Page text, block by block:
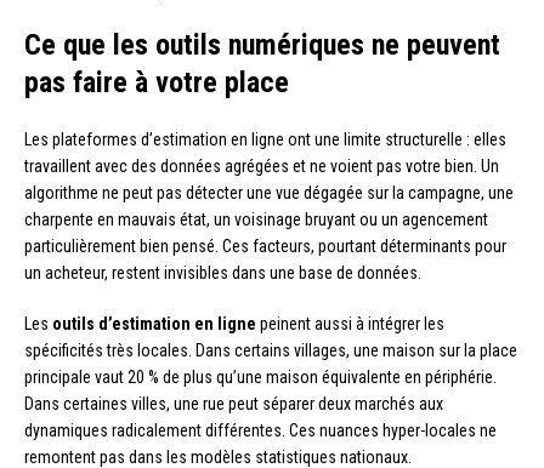
Ce que les outils numériques ne peuvent
pas faire à votre place
Les plateformes d’estimation en ligne ont une limite structurelle : elles
travaillent avec des données agrégées et ne voient pas votre bien. Un
algorithme ne peut pas détecter une vue dégagée sur la campagne, une
charpente en mauvais état, un voisinage bruyant ou un agencement
particulièrement bien pensé. Ces facteurs, pourtant déterminants pour
un acheteur, restent invisibles dans une base de données.
Les outils d’estimation en ligne peinent aussi à intégrer les
spécificités très locales. Dans certains villages, une maison sur la place
principale vaut 20 % de plus qu’une maison équivalente en périphérie.
Dans certaines villes, une rue peut séparer deux marchés aux
dynamiques radicalement différentes. Ces nuances hyper-locales ne
remontent pas dans les modèles statistiques nationaux.